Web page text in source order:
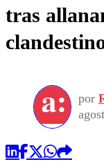
tras
por